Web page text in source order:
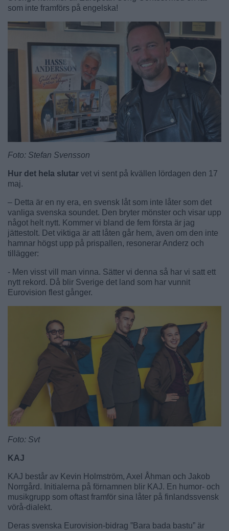
som inte framförs på engelska!
Foto: Stefan Svensson
Hur det hela slutar vet vi sent på kvällen lördagen den 17
maj.
– Detta är en ny era, en svensk låt som inte låter som det
vanliga svenska soundet. Den bryter mönster och visar upp
något helt nytt. Kommer vi bland de fem första är jag
jättestolt. Det viktiga är att låten går hem, även om den inte
hamnar högst upp på prispallen, resonerar Anderz och
tillägger:
- Men visst vill man vinna. Sätter vi denna så har vi satt ett
nytt rekord. Då blir Sverige det land som har vunnit
Eurovision flest gånger.
Foto: Svt
KAJ
KAJ består av Kevin Holmström, Axel Åhman och Jakob
Norrgård. Initialerna på förnamnen blir KAJ. En humor- och
musikgrupp som oftast framför sina låter på finlandssvensk
vörå-dialekt.
Deras svenska Eurovision-bidrag ”Bara bada bastu” är